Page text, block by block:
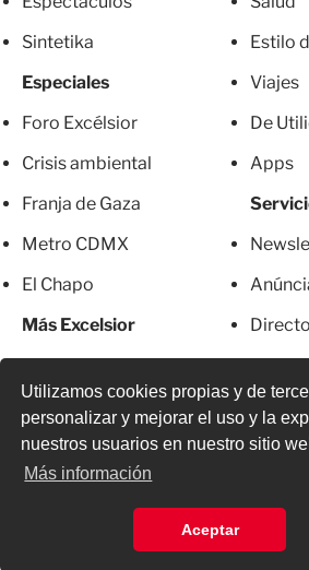
Utilizamos cookies propias y de
personalizar y mejorar el uso y la
nuestros usuarios en nuestro sitio
Más información
Aceptar
Sintetika
Especiales
Foro Excélsior
Crisis ambiental
Franja de Gaza
Metro CDMX
El Chapo
Más Excelsior
Estilo
Viajes
De
Apps
© 2026 Todos los derechos reservados.
o parcial, incluyendo cualquier